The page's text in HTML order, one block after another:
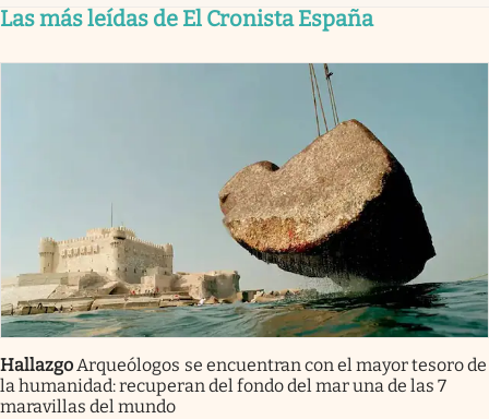
Las más leídas de El Cronista España
HallazgoArqueólogos se encuentran con el mayor tesoro de
la humanidad: recuperan del fondo del mar una de las 7
maravillas del mundo